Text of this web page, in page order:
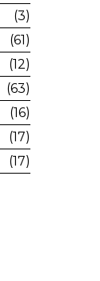
(3)
(61)
(12)
(63)
(16)
(17)
(17)